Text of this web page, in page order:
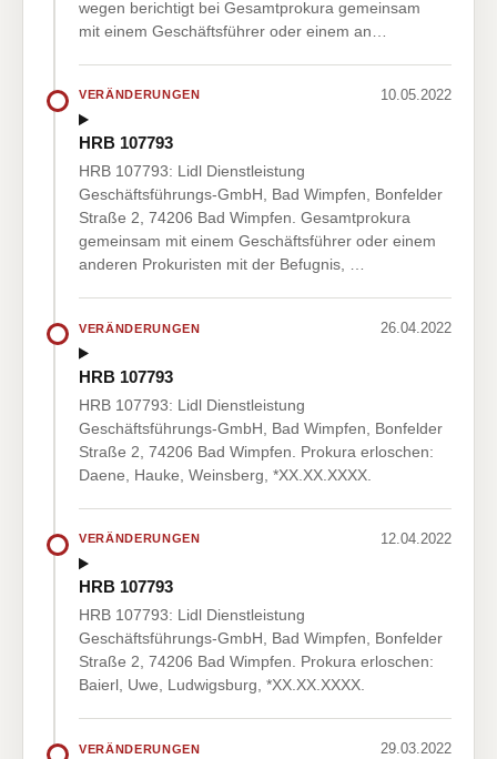
wegen berichtigt bei Gesamtprokura gemeinsam
mit einem Geschäftsführer oder einem an…
VERÄNDERUNGEN 10.05.2022
HRB 107793
HRB 107793: Lidl Dienstleistung
Geschäftsführungs-GmbH, Bad Wimpfen, Bonfelder
Straße 2, 74206 Bad Wimpfen. Gesamtprokura
gemeinsam mit einem Geschäftsführer oder einem
anderen Prokuristen mit der Befugnis, …
VERÄNDERUNGEN 26.04.2022
HRB 107793
HRB 107793: Lidl Dienstleistung
Geschäftsführungs-GmbH, Bad Wimpfen, Bonfelder
Straße 2, 74206 Bad Wimpfen. Prokura erloschen:
Daene, Hauke, Weinsberg, *XX.XX.XXXX.
VERÄNDERUNGEN 12.04.2022
HRB 107793
HRB 107793: Lidl Dienstleistung
Geschäftsführungs-GmbH, Bad Wimpfen, Bonfelder
Straße 2, 74206 Bad Wimpfen. Prokura erloschen:
Baierl, Uwe, Ludwigsburg, *XX.XX.XXXX.
VERÄNDERUNGEN 29.03.2022